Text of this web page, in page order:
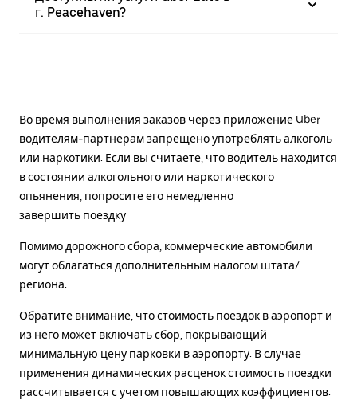
г. Peacehaven?
Во время выполнения заказов через приложение Uber
водителям-партнерам запрещено употреблять алкоголь
или наркотики. Если вы считаете, что водитель находится
в состоянии алкогольного или наркотического
опьянения, попросите его немедленно
завершить поездку.
Помимо дорожного сбора, коммерческие автомобили
могут облагаться дополнительным налогом штата/
региона.
Обратите внимание, что стоимость поездок в аэропорт и
из него может включать сбор, покрывающий
минимальную цену парковки в аэропорту. В случае
применения динамических расценок стоимость поездки
рассчитывается с учетом повышающих коэффициентов.